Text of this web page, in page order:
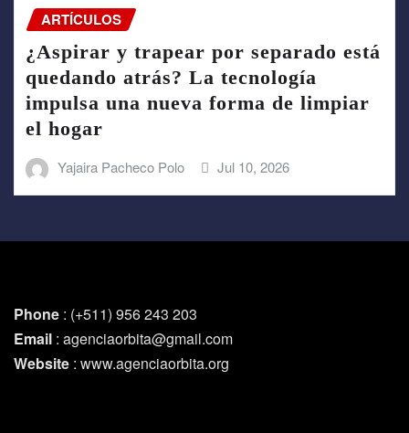
ARTÍCULOS
¿Aspirar y trapear por separado está
quedando atrás? La tecnología
impulsa una nueva forma de limpiar
el hogar
Yajaira Pacheco Polo Jul 10, 2026
Phone : (+511) 956 243 203
Email : agenciaorbita@gmail.com
Website : www.agenciaorbita.org